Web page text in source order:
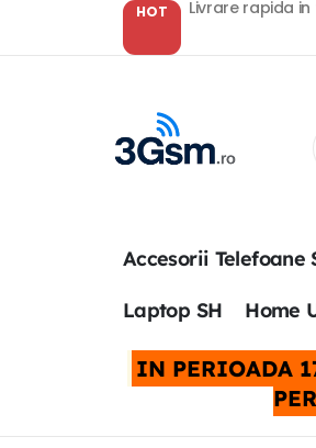
HOT Livrare rapida
Accesorii Telefoane
Laptop SH Home
IN PERIOADA